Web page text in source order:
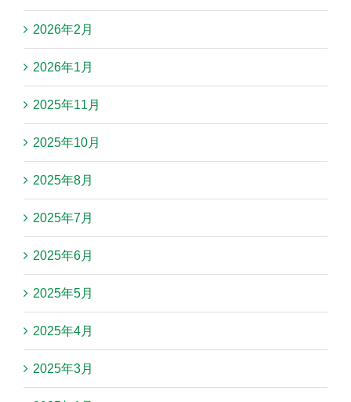
2026年2月
2026年1月
2025年11月
2025年10月
2025年8月
2025年7月
2025年6月
2025年5月
2025年4月
2025年3月